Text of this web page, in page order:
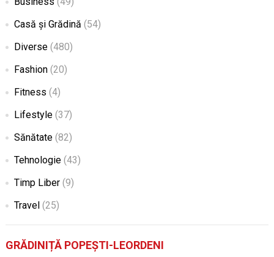
Casă și Grădină (54)
Diverse(480)
Fashion(20)
Fitness (4)
Lifestyle(37)
Sănătate(82)
Tehnologie(43)
Timp Liber(9)
Travel (25)
GRĂDINIȚĂ POPEȘTI-LEORDENI